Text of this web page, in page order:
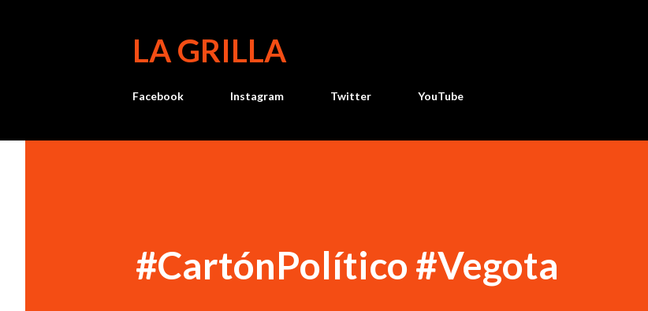
LA GRILLA
Facebook Instagram Twitter YouTube
#CartónPolítico #Vegota